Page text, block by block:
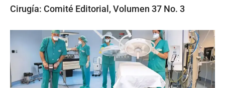
Cirugía: Comité Editorial, Volumen 37 No. 3